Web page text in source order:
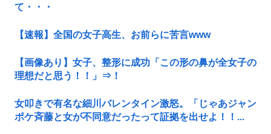
て・・・
【速報】全国の女子高生、お前らに苦言www
【画像あり】女子、整形に成功「この形の鼻が全女子の
理想だと思う！！」⇒！
女叩きで有名な細川バレンタイン激怒。「じゃあジャン
ポケ斉藤と女が不同意だったって証拠を出せよ！！...